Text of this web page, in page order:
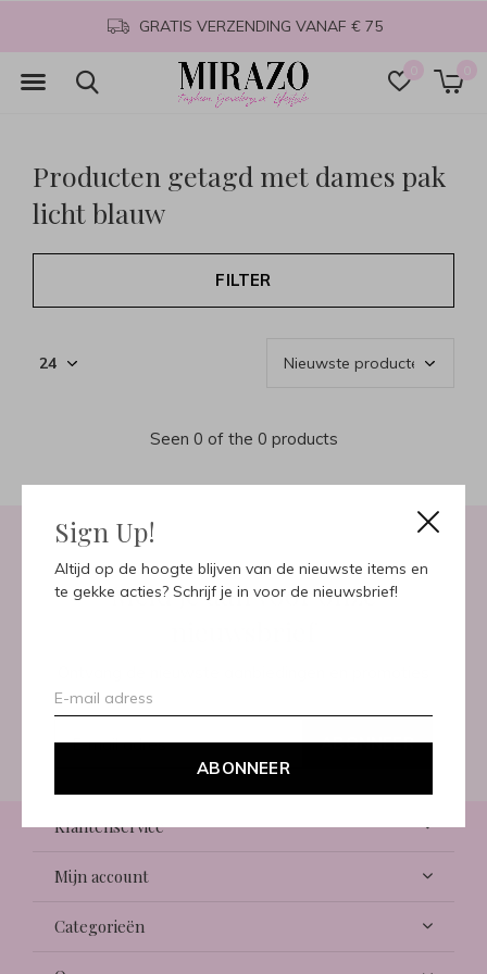
Sign Up!
Altijd op de hoogte blijven van de nieuwste items en
te gekke acties? Schrijf je in voor de nieuwsbrief!
ABONNEER
0 0
GRATIS VERZENDING VANAF € 75
Producten getagd met dames pak
licht blauw
FILTER
Seen 0 of the 0 products
Meld je aan voor onze
ABONNEER
Klantenservice
Mijn account
Categorieën